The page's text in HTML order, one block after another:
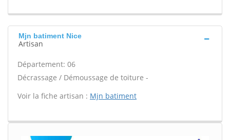
Mjn batiment Nice
Artisan
Département: 06
Décrassage / Démoussage de toiture -
Voir la fiche artisan : Mjn batiment